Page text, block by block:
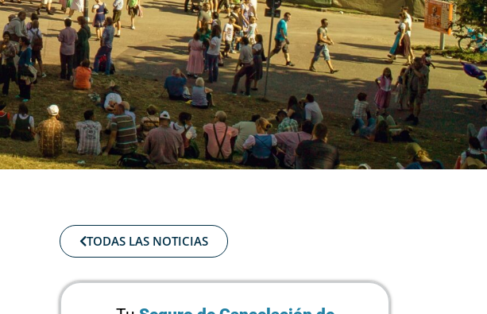
TODAS LAS NOTICIAS